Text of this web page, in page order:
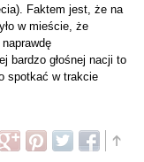
Faktem jest, że na
w mieście, że
bardzo głośnej nacji to
spotkać w trakcie